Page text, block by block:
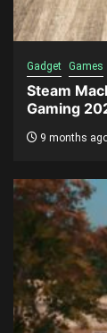
Gadget Games
Steam
Gaming
9 months